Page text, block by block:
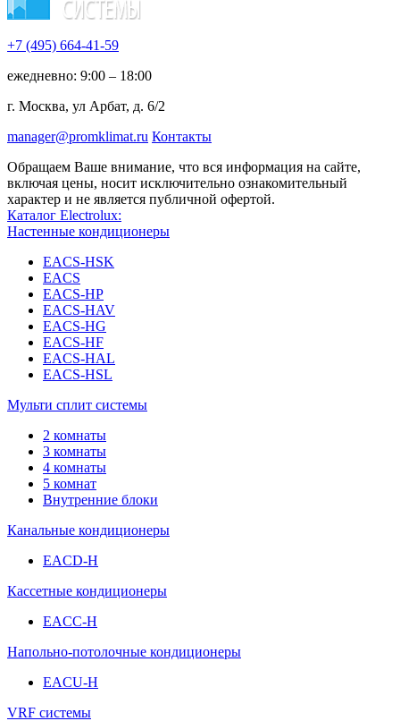
+7 (495) 664-41-59
ежедневно: 9:00 – 18:00
г. Москва, ул Арбат, д. 6/2
manager@promklimat.ru Контакты
Обращаем Ваше внимание, что вся информация на сайте,
включая цены, носит исключительно ознакомительный
характер и не является публичной офертой.
Каталог Electrolux:
Настенные кондиционеры
EACS-HSK
EACS
EACS-HP
EACS-HAV
EACS-HG
EACS-HF
EACS-HAL
EACS-HSL
Мульти сплит системы
2 комнаты
3 комнаты
4 комнаты
5 комнат
Внутренние блоки
Канальные кондиционеры
EACD-H
Кассетные кондиционеры
EACC-H
Напольно-потолочные кондиционеры
EACU-H
VRF системы